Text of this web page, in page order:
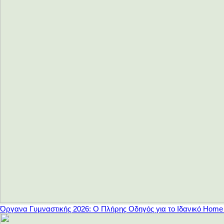
Όργανα Γυμναστικής 2026: Ο Πλήρης Οδηγός για το Ιδανικό